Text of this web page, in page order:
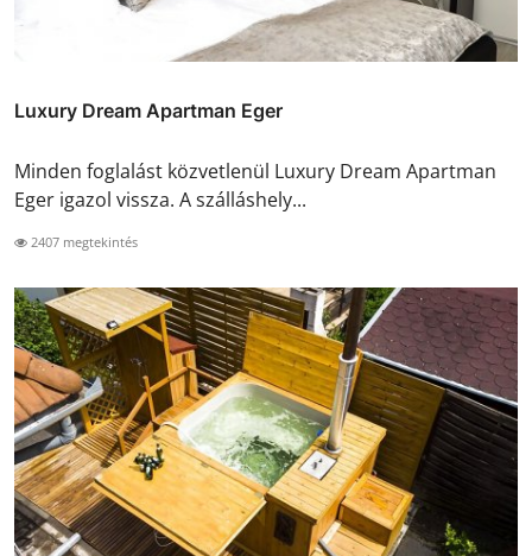
Luxury Dream Apartman Eger
Minden foglalást közvetlenül Luxury Dream Apartman
Eger igazol vissza. A szálláshely...
2407 megtekintés